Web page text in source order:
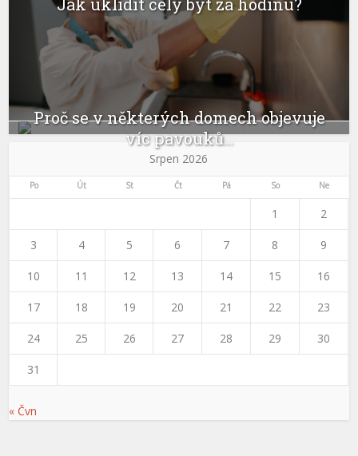
Jak uklidit celý byt za hodinu?
Proč se v některých domech objevuje
víc pavouků...
Srpen 2026
Po Út St Čt Pá So Ne
1 2
3 4 5 6 7 8 9
10 11 12 13 14 15 16
17 18 19 20 21 22 23
24 25 26 27 28 29 30
31
« Čvn